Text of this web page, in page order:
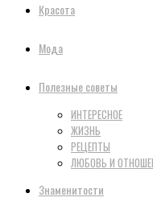
Красота
Мода
Полезные советы
ИНТЕРЕСНОЕ
ЖИЗНЬ
РЕЦЕПТЫ
ЛЮБОВЬ И
Знаменитости